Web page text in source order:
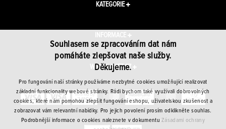
KATEGORIE
INFORMACE
WINEPLANET.CZ
Souhlasem se zpracováním dat nám
pomáháte zlepšovat naše služby.
Děkujeme.
Pro fungování naší stránky používáme nezbytné cookies umožňující realizovat
základní funkcionality webové stránky. Rádi bychom také využívali dobrovolných
cookies, které nám pomohou zlepšit fungování eshopu, uživatelskou zkušenost a
zobrazovat vám relevantní nabídky. Pro jejich povolení prosím odklikněte souhlas.
Podrobnější informace o cookies naleznete v dokumentuZásadami ochrany